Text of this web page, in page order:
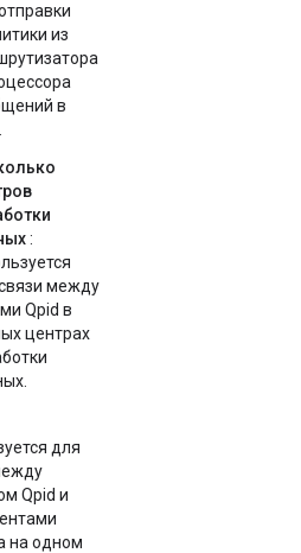
из
в
:
между
Qpid в
центрах
для
Qpid и
на одном